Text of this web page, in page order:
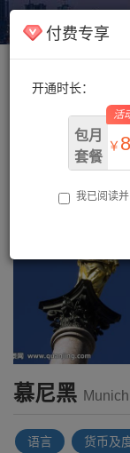
海外伴侣
付费专享
开通时长：
包月
套餐
￥
￥13.2
活
我已阅读
主页/德国/ 慕尼黑
慕尼黑 Munich
语言 货币及